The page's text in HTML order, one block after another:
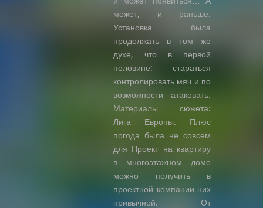
может, и раньше.
Установка была
продолжать в том же
духе, что в первой
половине: стараться
контролировать мяч и по
возможности атаковать.
Материалы сюжета:
Лига Европы. Плюс
погода была не совсем
для Проект на квартиру
в многоэтажном доме
можно получить в
проектной компании них
привычной. От